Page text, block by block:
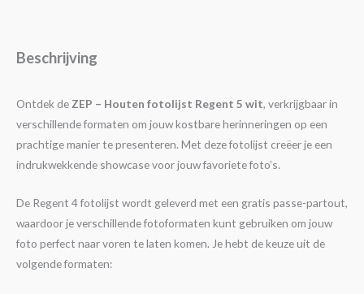
Beschrijving
Ontdek de ZEP – Houten fotolijst Regent 5 wit, verkrijgbaar in
verschillende formaten om jouw kostbare herinneringen op een
prachtige manier te presenteren. Met deze fotolijst creëer je een
indrukwekkende showcase voor jouw favoriete foto’s.
De Regent 4 fotolijst wordt geleverd met een gratis passe-partout,
waardoor je verschillende fotoformaten kunt gebruiken om jouw
foto perfect naar voren te laten komen. Je hebt de keuze uit de
volgende formaten: